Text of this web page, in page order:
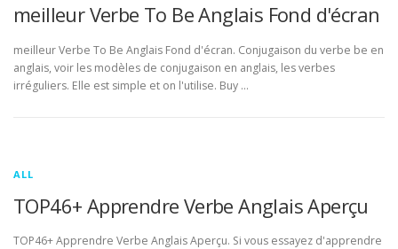
meilleur Verbe To Be Anglais Fond d'écran
meilleur Verbe To Be Anglais Fond d'écran. Conjugaison du verbe be en
anglais, voir les modèles de conjugaison en anglais, les verbes
irréguliers. Elle est simple et on l'utilise. Buy …
ALL
TOP46+ Apprendre Verbe Anglais Aperçu
TOP46+ Apprendre Verbe Anglais Aperçu. Si vous essayez d'apprendre